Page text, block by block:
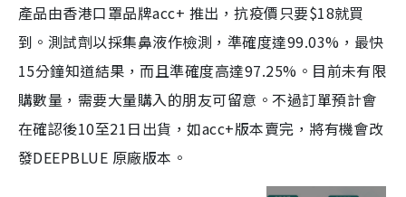
產品由香港口罩品牌acc+ 推出，抗疫價只要$18就買
到。測試劑以採集鼻液作檢測，準確度達99.03%，最快
15分鐘知道結果，而且準確度高達97.25%。目前未有限
購數量，需要大量購入的朋友可留意。不過訂單預計會
在確認後10至21日出貨，如acc+版本賣完，將有機會改
發DEEPBLUE 原廠版本。